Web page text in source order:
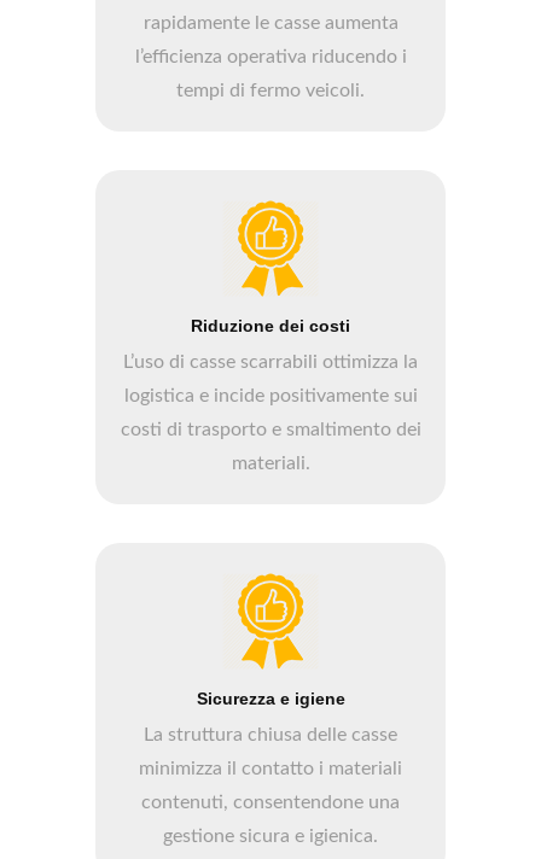
rapidamente le casse aumenta
l’efficienza operativa riducendo i
tempi di fermo veicoli.
Riduzione dei costi
L’uso di casse scarrabili ottimizza la
logistica e incide positivamente sui
costi di trasporto e smaltimento dei
materiali.
Sicurezza e igiene
La struttura chiusa delle casse
minimizza il contatto i materiali
contenuti, consentendone una
gestione sicura e igienica.